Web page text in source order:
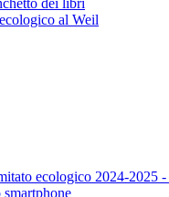
dei libri
al Weil
ecologico 2024-2025
smartphone